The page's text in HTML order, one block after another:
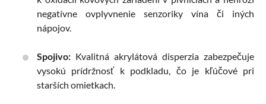
negatívne ovplyvnenie senzoriky vína či iných
nápojov.
Spojivo: Kvalitná akrylátová disperzia zabezpečuje
vysokú prídržnosť k podkladu, čo je kľúčové pri
starších omietkach.